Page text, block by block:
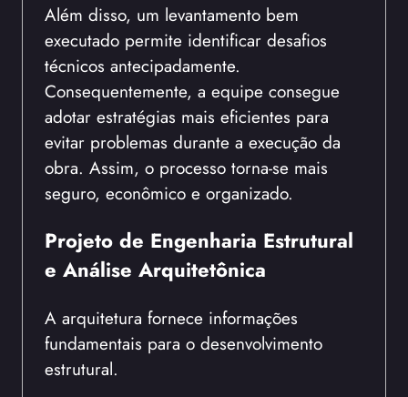
Além disso, um levantamento bem
executado permite identificar desafios
técnicos antecipadamente.
Consequentemente, a equipe consegue
adotar estratégias mais eficientes para
evitar problemas durante a execução da
obra. Assim, o processo torna-se mais
seguro, econômico e organizado.
Projeto de Engenharia Estrutural
e Análise Arquitetônica
A arquitetura fornece informações
fundamentais para o desenvolvimento
estrutural.